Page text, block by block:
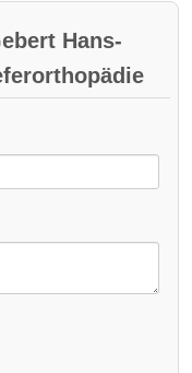
Hans-